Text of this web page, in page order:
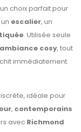
choix parfait pour
un escalier, un
. Utilisée seule
ambiance cosy, tout
immédiatement
idéale pour
, contemporains
avec Richmond